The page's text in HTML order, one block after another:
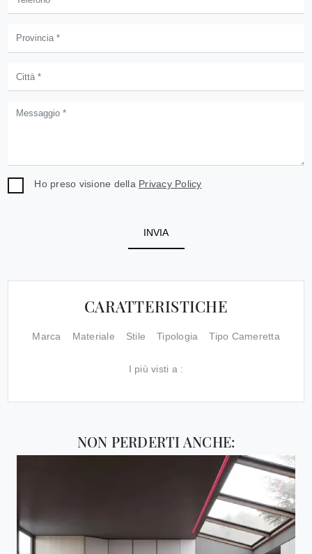
Ho preso visione della Privacy Policy
INVIA
CARATTERISTICHE
Marca Materiale Stile Tipologia Tipo Cameretta
I più visti a :
NON PERDERTI ANCHE: